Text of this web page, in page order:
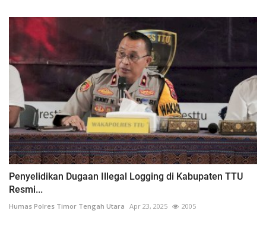
Penyelidikan Dugaan Illegal Logging di Kabupaten TTU
Resmi...
Humas Polres Timor Tengah Utara Apr 23, 2025 2005